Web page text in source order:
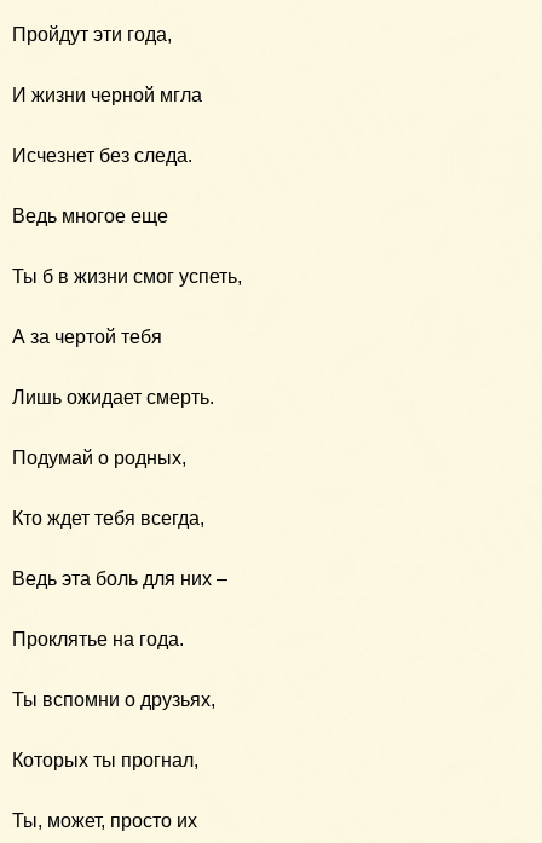
Пройдут эти года,
И жизни черной мгла
Исчезнет без следа.
Ведь многое еще
Ты б в жизни смог успеть,
А за чертой тебя
Лишь ожидает смерть.
Подумай о родных,
Кто ждет тебя всегда,
Ведь эта боль для них –
Проклятье на года.
Ты вспомни о друзьях,
Которых ты прогнал,
Ты, может, просто их